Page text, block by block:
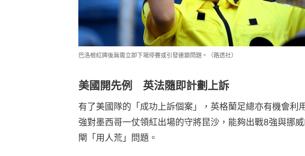
巴洛根紅牌後無需立即下場停賽或引發連鎖問題。（路透社）
美國開先例 英法隨即計劃上訴
有了美國隊的「成功上訴個案」，英格蘭足總亦有機會利
強對墨西哥一仗領紅出場的守將昆沙，能夠出戰8強與挪
閘「用人荒」問題。